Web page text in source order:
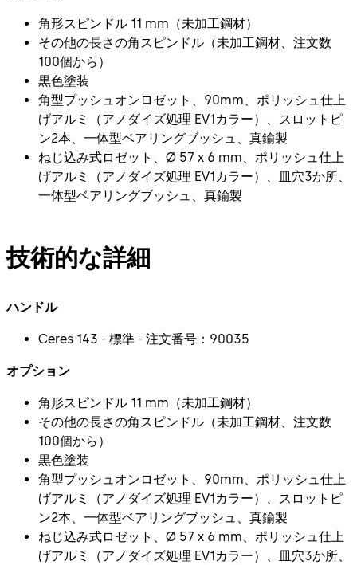
角形スピンドル 11 mm（未加工鋼材）
その他の長さの角スピンドル（未加工鋼材、注文数
100個から）
黒色塗装
角型プッシュオンロゼット、90mm、ポリッシュ仕上
げアルミ（アノダイズ処理 EV1カラー）、スロットピ
ン2本、一体型ベアリングブッシュ、真鍮製
ねじ込み式ロゼット、Ø 57 x 6 mm、ポリッシュ仕上
げアルミ（アノダイズ処理 EV1カラー）、皿穴3か所、
一体型ベアリングブッシュ、真鍮製
技術的な詳細
ハンドル
Ceres 143 - 標準 - 注文番号：90035
オプション
角形スピンドル 11 mm（未加工鋼材）
その他の長さの角スピンドル（未加工鋼材、注文数
100個から）
黒色塗装
角型プッシュオンロゼット、90mm、ポリッシュ仕上
げアルミ（アノダイズ処理 EV1カラー）、スロットピ
ン2本、一体型ベアリングブッシュ、真鍮製
ねじ込み式ロゼット、Ø 57 x 6 mm、ポリッシュ仕上
げアルミ（アノダイズ処理 EV1カラー）、皿穴3か所、